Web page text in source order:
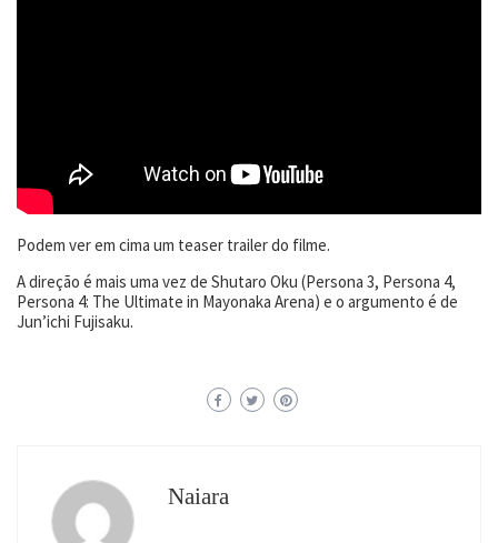
Podem ver em cima um teaser trailer do filme.
A direção é mais uma vez de Shutaro Oku (Persona 3, Persona 4,
Persona 4: The Ultimate in Mayonaka Arena) e o argumento é de
Jun’ichi Fujisaku.
Naiara